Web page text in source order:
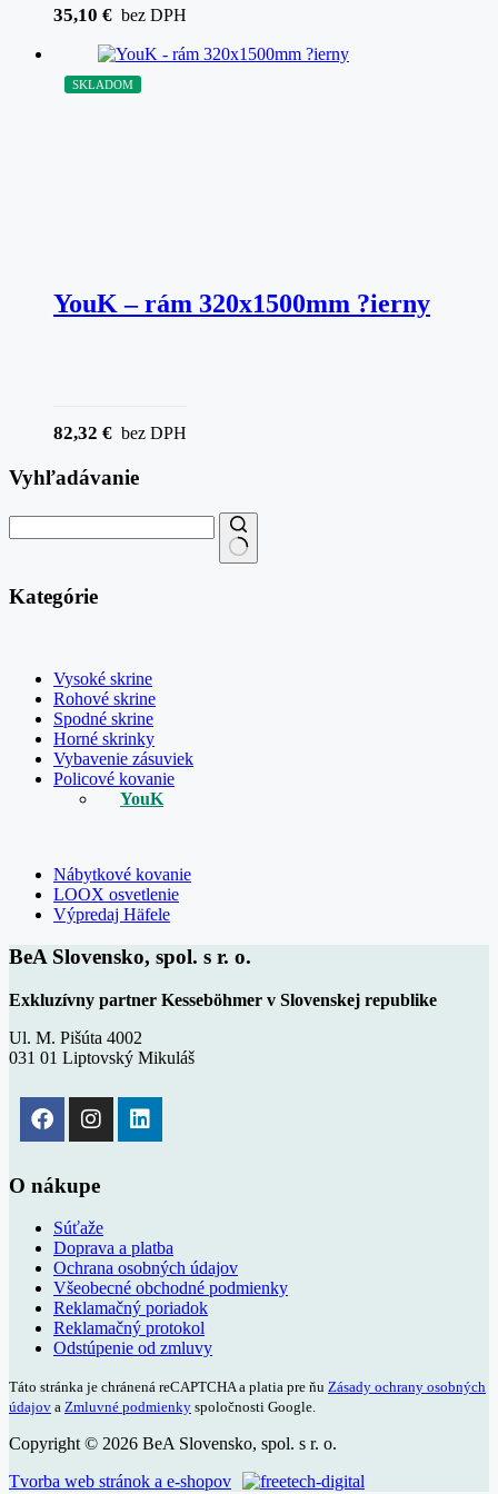
35,10 € bez DPH
SKLADOM
YouK – rám 320x1500mm ?ierny
82,32 € bez DPH
Vyhľadávanie
Kategórie
Vysoké skrine
Rohové skrine
Spodné skrine
Horné skrinky
Vybavenie zásuviek
Policové kovanie
YouK
Nábytkové kovanie
LOOX osvetlenie
Výpredaj Häfele
BeA Slovensko, spol. s r. o.
Exkluzívny partner Kesseböhmer v Slovenskej republike
Ul. M. Pišúta 4002
031 01 Liptovský Mikuláš
O nákupe
Súťaže
Doprava a platba
Ochrana osobných údajov
Všeobecné obchodné podmienky
Reklamačný poriadok
Reklamačný protokol
Odstúpenie od zmluvy
Táto stránka je chránená reCAPTCHA a platia pre ňu Zásady ochrany osobných
údajov a Zmluvné podmienky spoločnosti Google.
Copyright © 2026 BeA Slovensko, spol. s r. o.
Tvorba web stránok a e-shopov